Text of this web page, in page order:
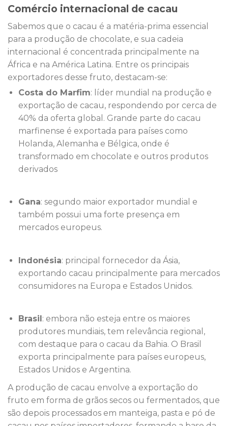
Comércio internacional de cacau
Sabemos que o cacau é a matéria-prima essencial
para a produção de chocolate, e sua cadeia
internacional é concentrada principalmente na
África e na América Latina. Entre os principais
exportadores desse fruto, destacam-se:
Costa do Marfim: líder mundial na produção e
exportação de cacau, respondendo por cerca de
40% da oferta global. Grande parte do cacau
marfinense é exportada para países como
Holanda, Alemanha e Bélgica, onde é
transformado em chocolate e outros produtos
derivados
Gana: segundo maior exportador mundial e
também possui uma forte presença em
mercados europeus.
Indonésia: principal fornecedor da Ásia,
exportando cacau principalmente para mercados
consumidores na Europa e Estados Unidos.
Brasil: embora não esteja entre os maiores
produtores mundiais, tem relevância regional,
com destaque para o cacau da Bahia. O Brasil
exporta principalmente para países europeus,
Estados Unidos e Argentina.
A produção de cacau envolve a exportação do
fruto em forma de grãos secos ou fermentados, que
são depois processados em manteiga, pasta e pó de